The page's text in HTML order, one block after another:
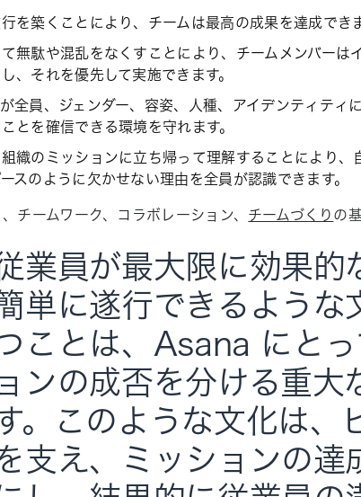
を築くことにより、チームは最高の成果を達成でき
無駄や混乱をなくすことにより、チームメンバーは
、それを優先して実施できます。
全員、ジェンダー、容姿、人種、アイデンティティ
とを確信できる環境を守れます。
織のミッションに立ち帰って理解することにより、
スのように欠かせない理由を全員が認識できます。
チームワーク、コラボレーション、 チームづくり の
業員が最大限に効果的
単に遂行できるような
ことは、Asana にと
ョンの成否を分ける重大
。このような文化は、
支え、ミッションの達